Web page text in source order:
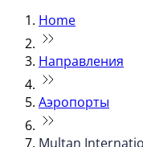
Home
Направления
Аэропорты
Multan